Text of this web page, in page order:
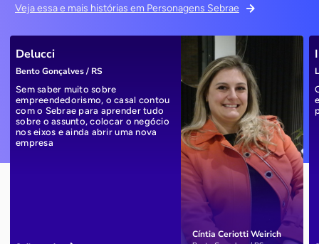
Veja essa e mais histórias em Personagens Sebrae
Cíntia Ceriotti Weirich
Delucci
Bento Gonçalves / RS
Sem saber muito sobre
empreendedorismo, o casal contou
com o Sebrae para aprender tudo
sobre o assunto, colocar o negócio
nos eixos e ainda abrir uma nova
empresa